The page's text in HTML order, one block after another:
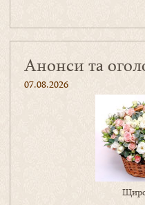
Анонси та
07.08.2026
Щиро